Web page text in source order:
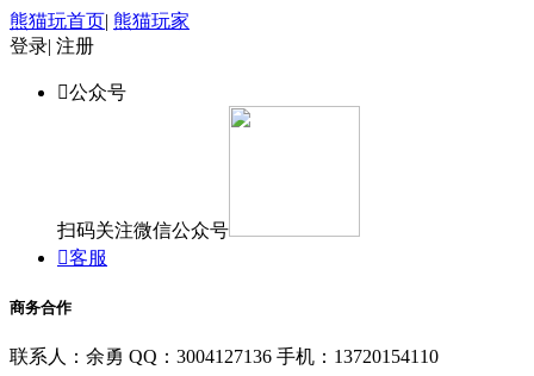
熊猫玩首页| 熊猫玩家
登录| 注册
公众号
扫码关注微信公众号
客服
商务合作
联系人：余勇 QQ：3004127136 手机：13720154110